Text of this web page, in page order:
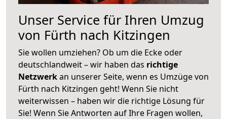
Unser Service für Ihren Umzug
von Fürth nach Kitzingen
Sie wollen umziehen? Ob um die Ecke oder
deutschlandweit – wir haben das richtige
Netzwerkan unserer Seite, wenn es Umzüge von
Fürth nach Kitzingen geht! Wenn Sie nicht
weiterwissen – haben wir die richtige Lösung für
Sie! Wenn Sie Antworten auf Ihre Fragen wollen,